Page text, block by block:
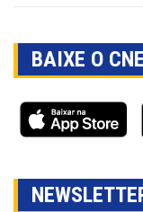
BAIXE O